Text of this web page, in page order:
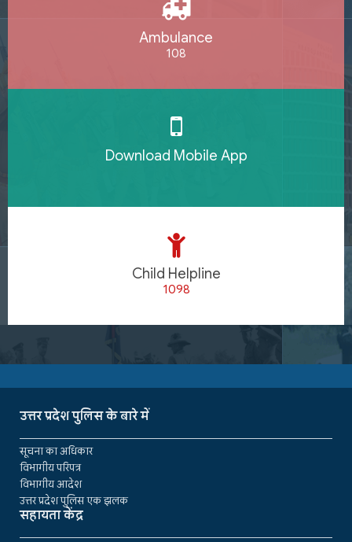
Ambulance
108
Download Mobile App
Child Helpline
1098
उत्तर प्रदेश पुलिस के बारे में
सूचना का अधिकार
विभागीय परिपत्र
विभागीय आदेश
उत्तर प्रदेश पुलिस एक झलक
सहायता केंद्र